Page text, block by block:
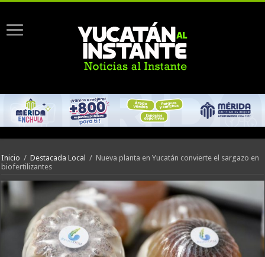
Inicio / Destacada Local / Nueva planta en Yucatán convierte el sargazo en
biofertilizantes